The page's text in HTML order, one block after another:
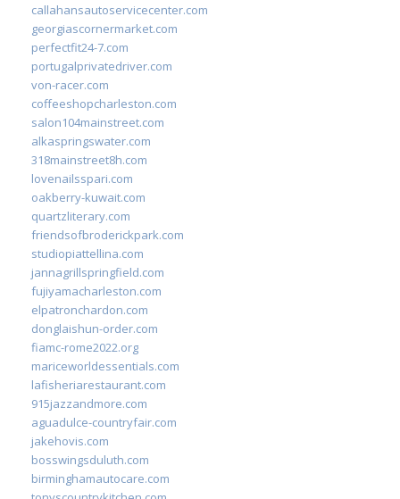
callahansautoservicecenter.com
georgiascornermarket.com
perfectfit24-7.com
portugalprivatedriver.com
von-racer.com
coffeeshopcharleston.com
salon104mainstreet.com
alkaspringswater.com
318mainstreet8h.com
lovenailsspari.com
oakberry-kuwait.com
quartzliterary.com
friendsofbroderickpark.com
studiopiattellina.com
jannagrillspringfield.com
fujiyamacharleston.com
elpatronchardon.com
donglaishun-order.com
fiamc-rome2022.org
mariceworldessentials.com
lafisheriarestaurant.com
915jazzandmore.com
aguadulce-countryfair.com
jakehovis.com
bosswingsduluth.com
birminghamautocare.com